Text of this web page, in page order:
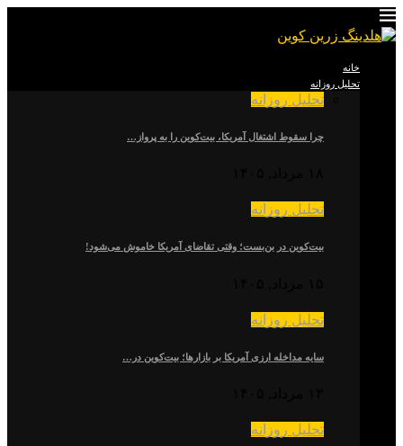
خانه
تحلیل روزانه
تحلیل روزانه
چرا سقوط اشتغال آمریکا، بیت‌کوین را به پرواز…
تحلیل روزانه
بیت‌کوین در بن‌بست؛ وقتی تقاضای آمریکا خاموش می‌شود!
تحلیل روزانه
سایه مداخله ارزی آمریکا بر بازارها؛ بیت‌کوین در…
تحلیل روزانه